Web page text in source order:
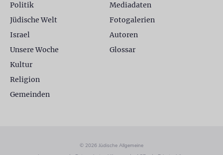
Politik
Jüdische Welt
Israel
Unsere Woche
Kultur
Religion
Gemeinden
Mediadaten
Fotogalerien
Autoren
Glossar
© 2026 Jüdische Allgemeine